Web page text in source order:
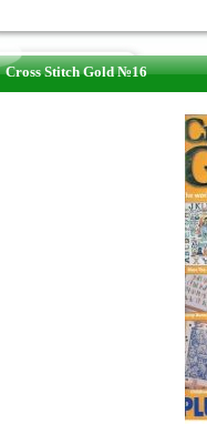
Cross Stitch Gold №16